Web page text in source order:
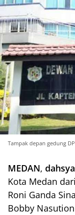
Tampak depan gedung
MEDAN,
Kota Medan
Roni Ganda
Bobby